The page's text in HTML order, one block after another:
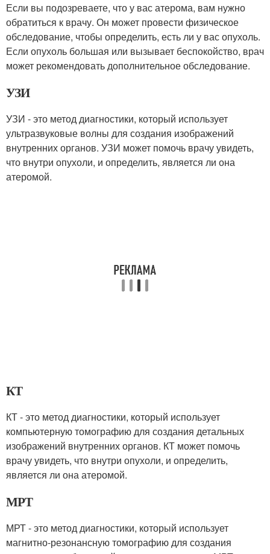
Если вы подозреваете, что у вас атерома, вам нужно
обратиться к врачу. Он может провести физическое
обследование, чтобы определить, есть ли у вас опухоль.
Если опухоль большая или вызывает беспокойство, врач
может рекомендовать дополнительное обследование.
УЗИ
УЗИ - это метод диагностики, который использует
ультразвуковые волны для создания изображений
внутренних органов. УЗИ может помочь врачу увидеть,
что внутри опухоли, и определить, является ли она
атеромой.
КТ
КТ - это метод диагностики, который использует
компьютерную томографию для создания детальных
изображений внутренних органов. КТ может помочь
врачу увидеть, что внутри опухоли, и определить,
является ли она атеромой.
МРТ
МРТ - это метод диагностики, который использует
магнитно-резонансную томографию для создания